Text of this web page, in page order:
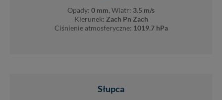
Opady: 0 mm, Wiatr: 3.5 m/s
Kierunek: Zach Pn Zach
Ciśnienie atmosferyczne: 1019.7 hPa
Słupca